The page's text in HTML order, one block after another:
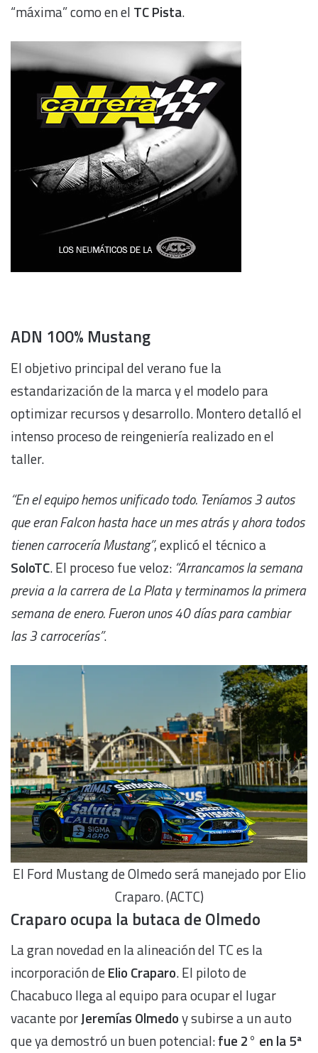
“máxima” como en el TC Pista.
ADN 100% Mustang
El objetivo principal del verano fue la
estandarización de la marca y el modelo para
optimizar recursos y desarrollo. Montero detalló el
intenso proceso de reingeniería realizado en el
taller.
“En el equipo hemos unificado todo. Teníamos 3 autos
que eran Falcon hasta hace un mes atrás y ahora todos
tienen carrocería Mustang”, explicó el técnico a
SoloTC. El proceso fue veloz: “Arrancamos la semana
previa a la carrera de La Plata y terminamos la primera
semana de enero. Fueron unos 40 días para cambiar
las 3 carrocerías”.
El Ford Mustang de Olmedo será manejado por Elio
Craparo. (ACTC)
Craparo ocupa la butaca de Olmedo
La gran novedad en la alineación del TC es la
incorporación deElio Craparo. El piloto de
Chacabuco llega al equipo para ocupar el lugar
vacante porJeremías Olmedoy subirse a un auto
que ya demostró un buen potencial:fue 2° en la 5ª